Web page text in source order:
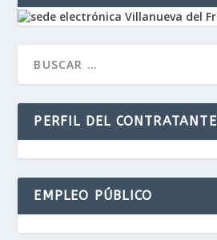
PERFIL DEL CONTRATANTE
EMPLEO PÚBLICO